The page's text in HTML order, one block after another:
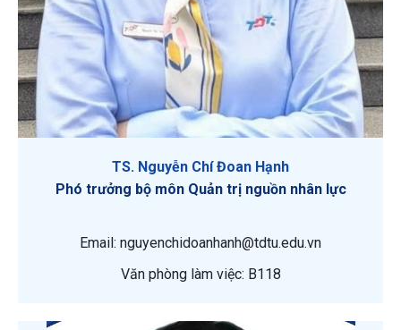
TS. Nguyễn Chí Đoan Hạnh
Phó trưởng bộ môn Quản trị nguồn nhân lực
Email: nguyenchidoanhanh@tdtu.edu.vn
Văn phòng làm việc: B118